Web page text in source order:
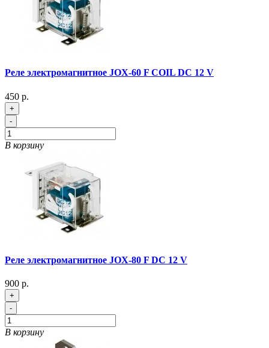
Реле электромагнитное JOX-60 F COIL DC 12 V
450 р.
+
-
В корзину
Реле электромагнитное JOX-80 F DC 12 V
900 р.
+
-
В корзину